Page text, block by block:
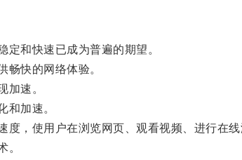
和快速已成为普遍的期望。
快的网络体验。
速。
加速。
使用户在浏览网页、观看视频、进行在线
。